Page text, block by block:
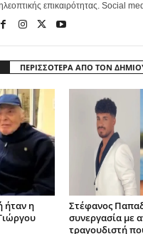
επικαιρότητας. Social
ΠΕΡΙΣΣΟΤΕΡΑ ΑΠΟ ΤΟΝ
ήταν η
Στέφανος
συνεργασία με
τραγουδιστή